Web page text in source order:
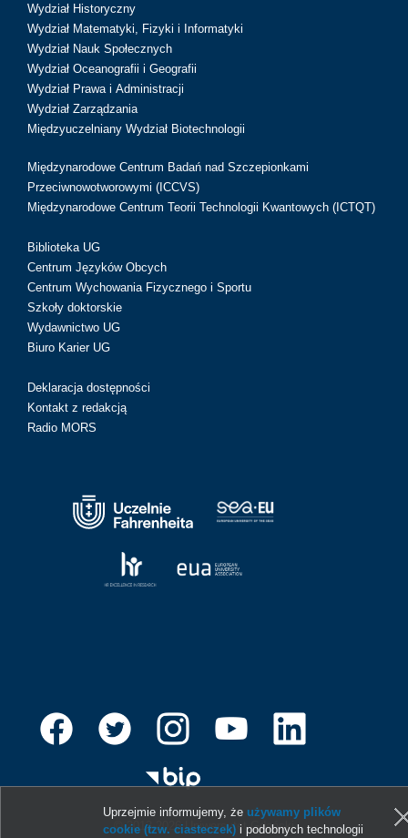
Wydział Historyczny
Wydział Matematyki, Fizyki i Informatyki
Wydział Nauk Społecznych
Wydział Oceanografii i Geografii
Wydział Prawa i Administracji
Wydział Zarządzania
Międzyuczelniany Wydział Biotechnologii
Międzynarodowe Centrum Badań nad Szczepionkami
Przeciwnowotworowymi (ICCVS)
Międzynarodowe Centrum Teorii Technologii Kwantowych (ICTQT)
Biblioteka UG
Centrum Języków Obcych
Centrum Wychowania Fizycznego i Sportu
Szkoły doktorskie
Wydawnictwo UG
Biuro Karier UG
Deklaracja dostępności
Kontakt z redakcją
Radio MORS
© 2013-2026 Uniwersytet Gdański
Uprzejmie informujemy, że używamy plików
cookie (tzw. ciasteczek) i podobnych technologii